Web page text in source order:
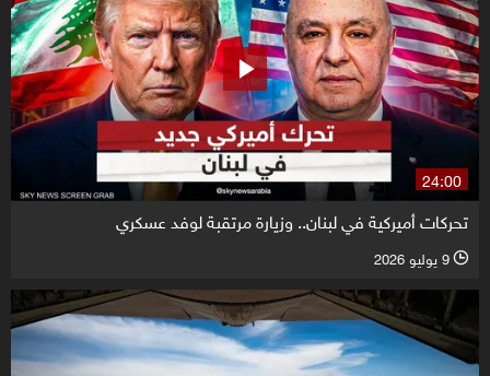
24:00
تحركات أميركية في لبنان.. وزيارة مرتقبة لوفد عسكري
l 9 يوليو 2026